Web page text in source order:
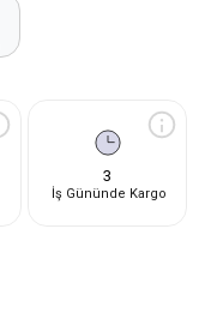
3
İş Gününde Kargo